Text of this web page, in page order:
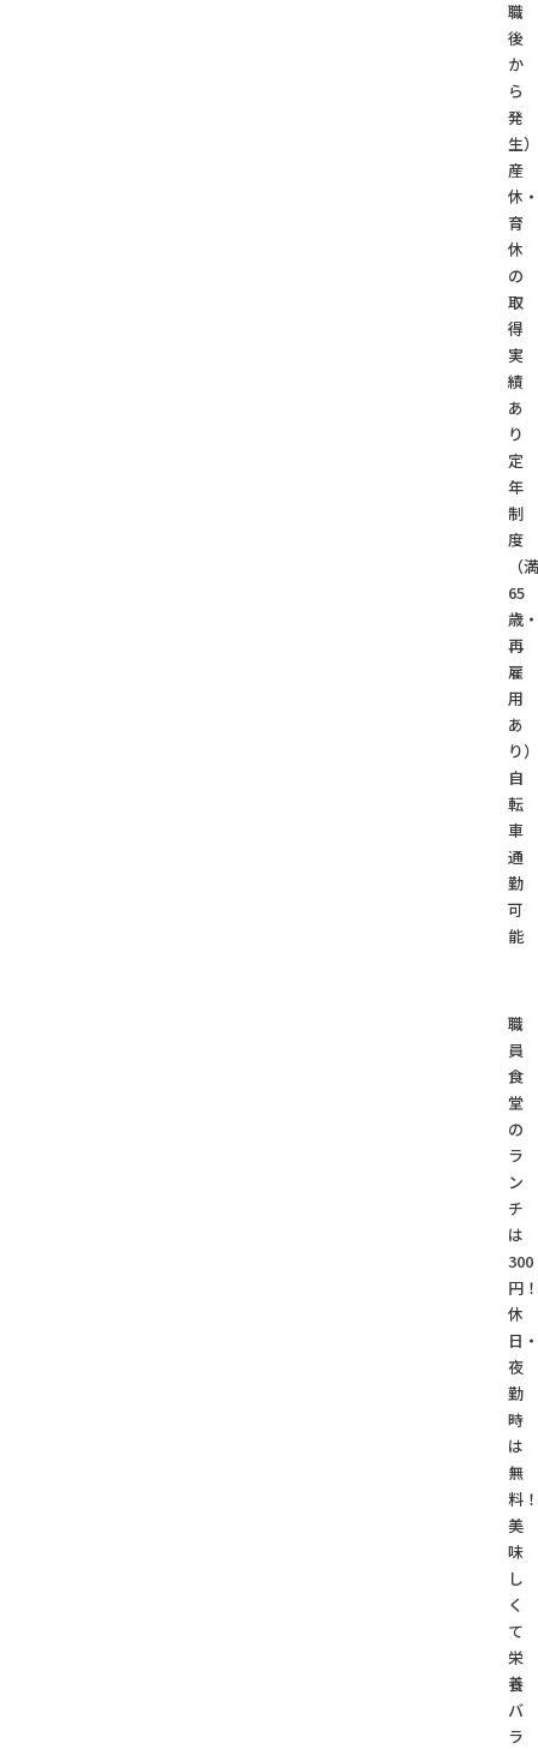
職
後
か
ら
発
生）
産
休・
育
休
の
取
得
実
績
あ
り
定
年
制
度
（満
65
歳・
再
雇
用
あ
り）
自
転
車
通
勤
可
能
職
員
食
堂
の
ラ
ン
チ
は
300
円！
休
日・
夜
勤
時
は
無
料！
美
味
し
く
て
栄
養
バ
ラ